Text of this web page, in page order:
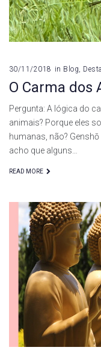
30/11/2018 in Blog,
O Carma dos
Pergunta: A lógica do
animais? Porque eles
humanas, não?
acho que alguns…
READ MORE